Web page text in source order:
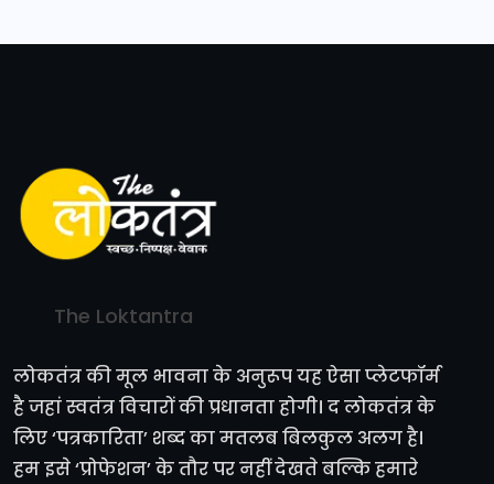
The Loktantra
लोकतंत्र की मूल भावना के अनुरूप यह ऐसा प्लेटफॉर्म
है जहां स्वतंत्र विचारों की प्रधानता होगी। द लोकतंत्र के
लिए ‘पत्रकारिता’ शब्द का मतलब बिलकुल अलग है।
हम इसे ‘प्रोफेशन’ के तौर पर नहीं देखते बल्कि हमारे